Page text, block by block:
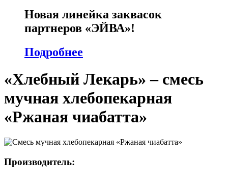
Новая линейка заквасок
партнеров «ЭЙВА»!
Подробнее
«Хлебный Лекарь» – смесь
мучная хлебопекарная
«Ржаная чиабатта»
Производитель: